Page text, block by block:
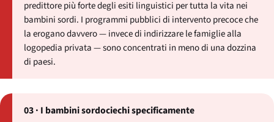
predittore più forte degli esiti linguistici per tutta la vita nei
bambini sordi. I programmi pubblici di intervento precoce che
la erogano davvero — invece di indirizzare le famiglie alla
logopedia privata — sono concentrati in meno di una dozzina
di paesi.
03 · I bambini sordociechi specificamente